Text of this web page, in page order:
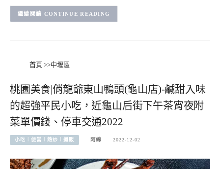
CONTINUE READING
首頁 >>中壢區
桃園美食|俏龍爺東山鴨頭(龜山店)-鹹甜入味
的超強平民小吃，近龜山后街下午茶宵夜附
菜單價錢、停車交通2022
小吃︱便當︱熱炒︱攤販 阿綿 2022-12-02